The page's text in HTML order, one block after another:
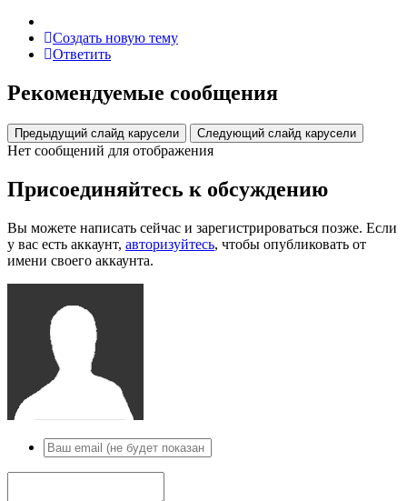
Создать новую тему
Ответить
Рекомендуемые сообщения
Предыдущий слайд карусели Следующий слайд карусели
Нет сообщений для отображения
Присоединяйтесь к обсуждению
Вы можете написать сейчас и зарегистрироваться позже. Если
у вас есть аккаунт, авторизуйтесь, чтобы опубликовать от
имени своего аккаунта.